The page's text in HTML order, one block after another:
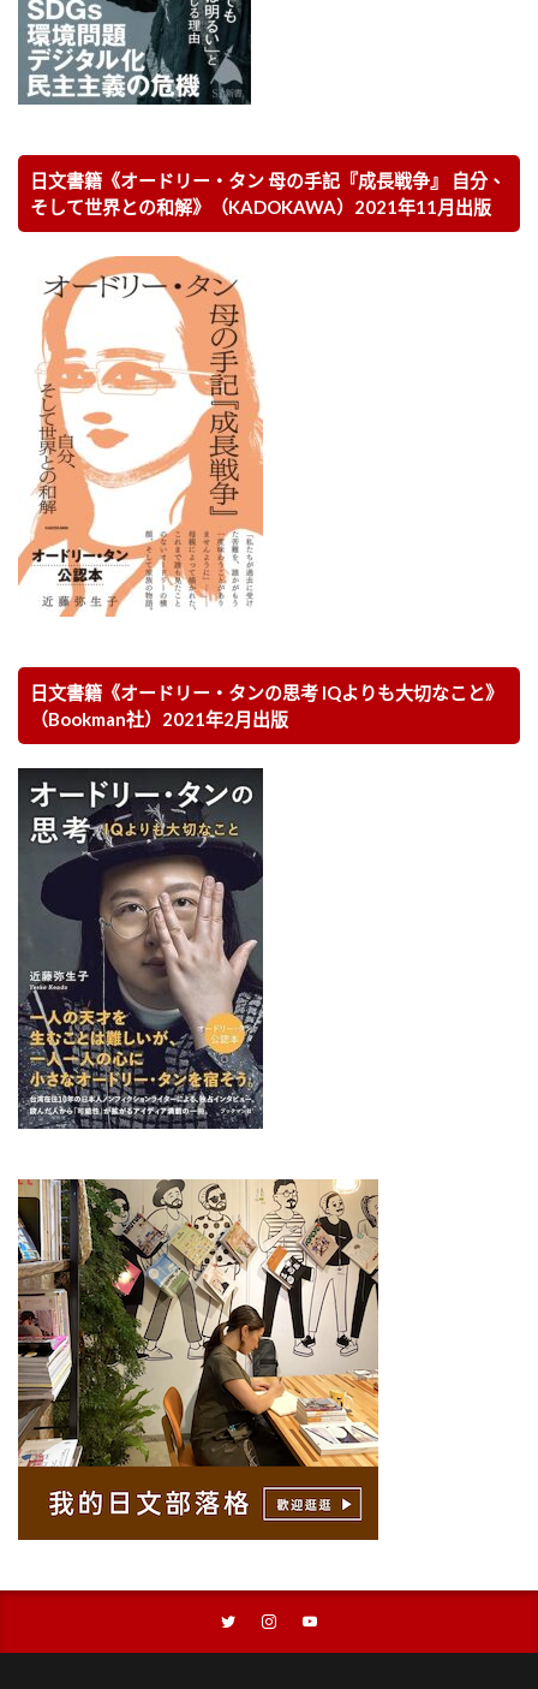
日文書籍《オードリー・タン 母の手記『成長戦争』 自分、
そして世界との和解》（KADOKAWA）2021年11月出版
日文書籍《オードリー・タンの思考 IQよりも大切なこと》
（Bookman社）2021年2月出版